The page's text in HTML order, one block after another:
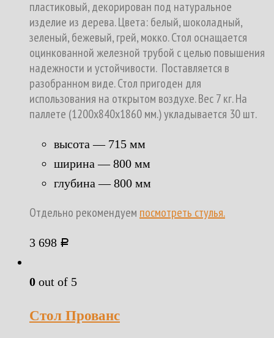
пластиковый, декорирован под натуральное
изделие из дерева. Цвета: белый, шоколадный,
зеленый, бежевый, грей, мокко. Стол оснащается
оцинкованной железной трубой с целью повышения
надежности и устойчивости. Поставляется в
разобранном виде. Стол пригоден для
использования на открытом воздухе. Вес 7 кг. На
паллете (1200х840х1860 мм.) укладывается 30 шт.
высота — 715 мм
ширина — 800 мм
глубина — 800 мм
Отдельно рекомендуем посмотреть стулья.
3 698 Р
0 out of 5
Стол Прованс